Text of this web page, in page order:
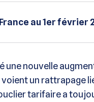
au 1er février
une nouvelle
un rattrapage
tarifaire a